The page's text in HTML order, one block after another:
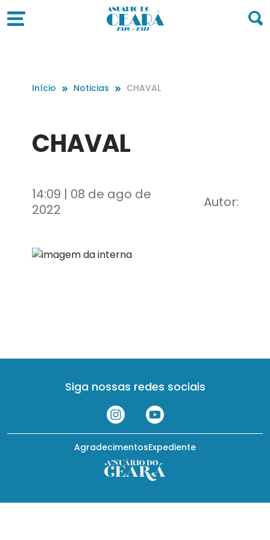
Início Noticias CHAVAL
CHAVAL
14:09 | 08 de ago de
2022
Autor:
Siga nossas redes sociais
Expediente
Agradecimentos